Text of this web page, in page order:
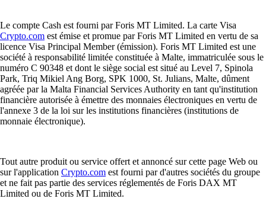
Le compte Cash est fourni par Foris MT Limited. La carte Visa
Crypto.com est émise et promue par Foris MT Limited en vertu de sa
licence Visa Principal Member (émission). Foris MT Limited est une
société à responsabilité limitée constituée à Malte, immatriculée sous le
numéro C 90348 et dont le siège social est situé au Level 7, Spinola
Park, Triq Mikiel Ang Borg, SPK 1000, St. Julians, Malte, dûment
agréée par la Malta Financial Services Authority en tant qu'institution
financière autorisée à émettre des monnaies électroniques en vertu de
l'annexe 3 de la loi sur les institutions financières (institutions de
monnaie électronique).
Tout autre produit ou service offert et annoncé sur cette page Web ou
sur l'application Crypto.com est fourni par d'autres sociétés du groupe
et ne fait pas partie des services réglementés de Foris DAX MT
Limited ou de Foris MT Limited.